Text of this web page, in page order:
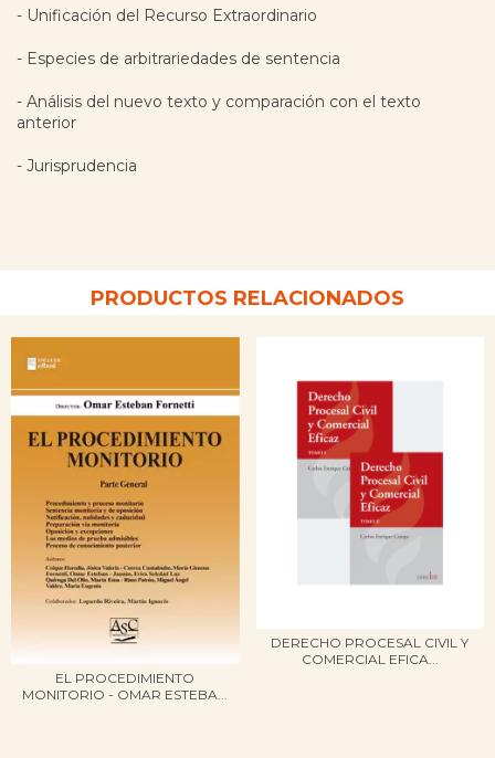
- Unificación del Recurso Extraordinario
- Especies de arbitrariedades de sentencia
- Análisis del nuevo texto y comparación con el texto
anterior
- Jurisprudencia
PRODUCTOS RELACIONADOS
EL PROCEDIMIENTO
MONITORIO - OMAR ESTEBA...
DERECHO PROCESAL CIVIL Y
COMERCIAL EFICA...